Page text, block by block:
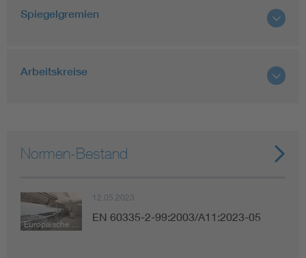
Spiegelgremien
Arbeitskreise
Normen-Bestand
12.05.2023
EN 60335-2-99:2003/A11:2023-05